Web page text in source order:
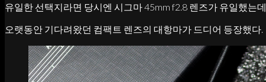
유일한 선택지라면 당시엔 시그마 45mm f2.8 렌즈가 유일했는데
오랫동안 기다려왔던 컴팩트 렌즈의 대항마가 드디어 등장했다.